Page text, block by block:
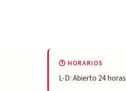
🕐 HORARIOS
L-D: Abierto 24 horas